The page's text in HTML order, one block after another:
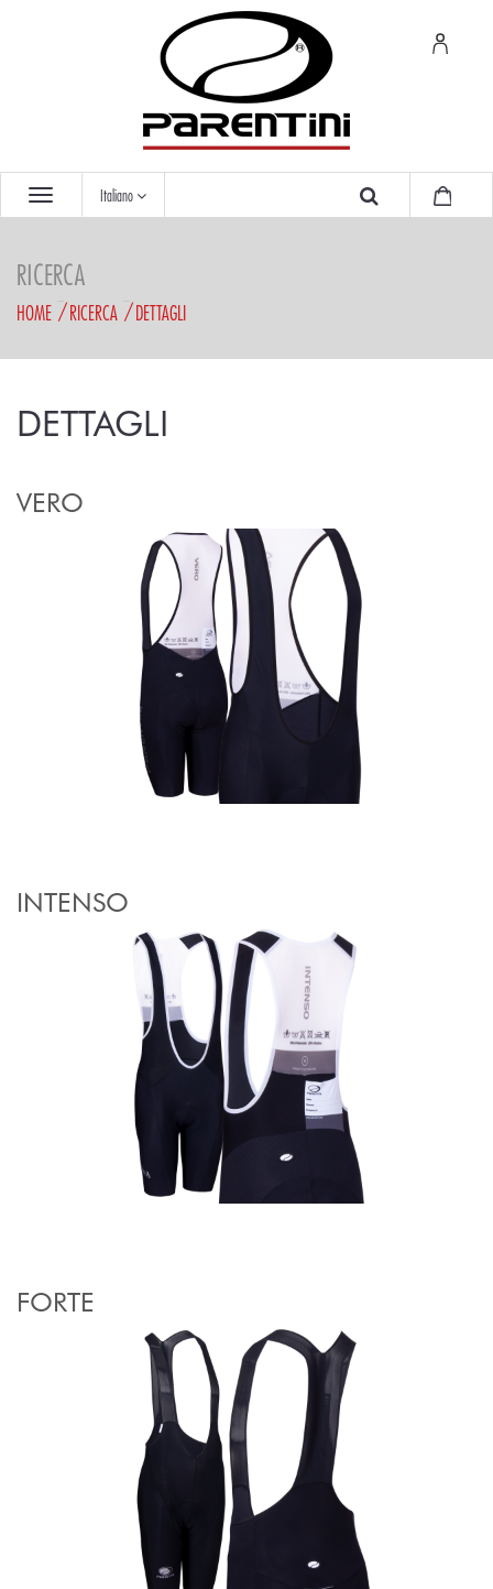
Italiano
RICERCA
HOME RICERCA DETTAGLI
DETTAGLI
VERO
INTENSO
FORTE